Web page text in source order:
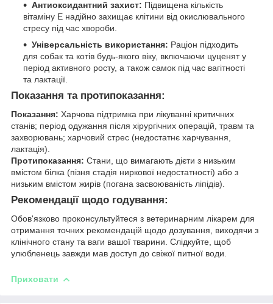
Антиоксидантний захист: Підвищена кількість
вітаміну Е надійно захищає клітини від окислювального
стресу під час хвороби.
Універсальність використання: Раціон підходить
для собак та котів будь-якого віку, включаючи цуценят у
період активного росту, а також самок під час вагітності
та лактації.
Показання та протипоказання:
Показання: Харчова підтримка при лікуванні критичних
станів; період одужання після хірургічних операцій, травм та
захворювань; харчовий стрес (недостатнє харчування,
лактація).
Протипоказання: Стани, що вимагають дієти з низьким
вмістом білка (пізня стадія ниркової недостатності) або з
низьким вмістом жирів (погана засвоюваність ліпідів).
Рекомендації щодо годування:
Обов'язково проконсультуйтеся з ветеринарним лікарем для
отримання точних рекомендацій щодо дозування, виходячи з
клінічного стану та ваги вашої тварини. Слідкуйте, щоб
улюбленець завжди мав доступ до свіжої питної води.
Приховати